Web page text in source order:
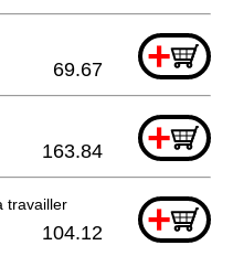
+
69.67
+
163.84
travailler +
104.12